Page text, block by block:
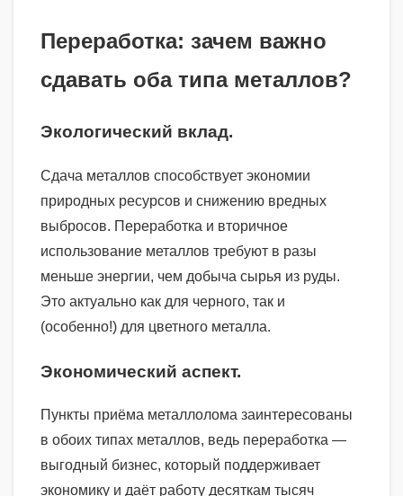
Переработка: зачем важно
сдавать оба типа металлов?
Экологический вклад.
Сдача металлов способствует экономии
природных ресурсов и снижению вредных
выбросов. Переработка и вторичное
использование металлов требуют в разы
меньше энергии, чем добыча сырья из руды.
Это актуально как для черного, так и
(особенно!) для цветного металла.
Экономический аспект.
Пункты приёма металлолома заинтересованы
в обоих типах металлов, ведь переработка —
выгодный бизнес, который поддерживает
экономику и даёт работу десяткам тысяч